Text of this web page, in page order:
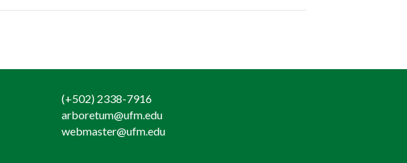
(+502) 2338-7916
arboretum@ufm.edu
webmaster@ufm.edu